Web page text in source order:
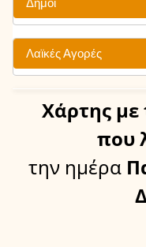
Δήμοι
Λαϊκές Αγορές
Χάρτης με
που
την ημέρα